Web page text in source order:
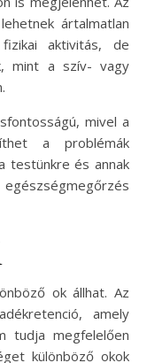
ártalmatlan
aktivitás, de
mint a szív- vagy
mivel a
a problémák
testünkre és annak
ok állhat. Az
amely
tudja megfelelően
különböző okok